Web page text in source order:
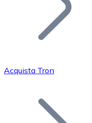
Bitcoin
Acquista Tron